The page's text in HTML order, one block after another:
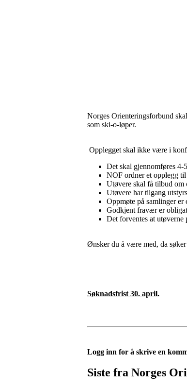
Norges Orienteringsforbund
som ski-o-løper.
Opplegget skal ikke være i
Det skal gjennomføres 4-
NOF ordner et opplegg til
Utøvere skal få tilbud om
Utøvere har tilgang
Oppmøte på samlinger
Godkjent fravær er
Det forventes at
Ønsker du å være med, da søker
Søknadsfrist 30. april.
Logg inn for å skrive en
Siste fra Norges